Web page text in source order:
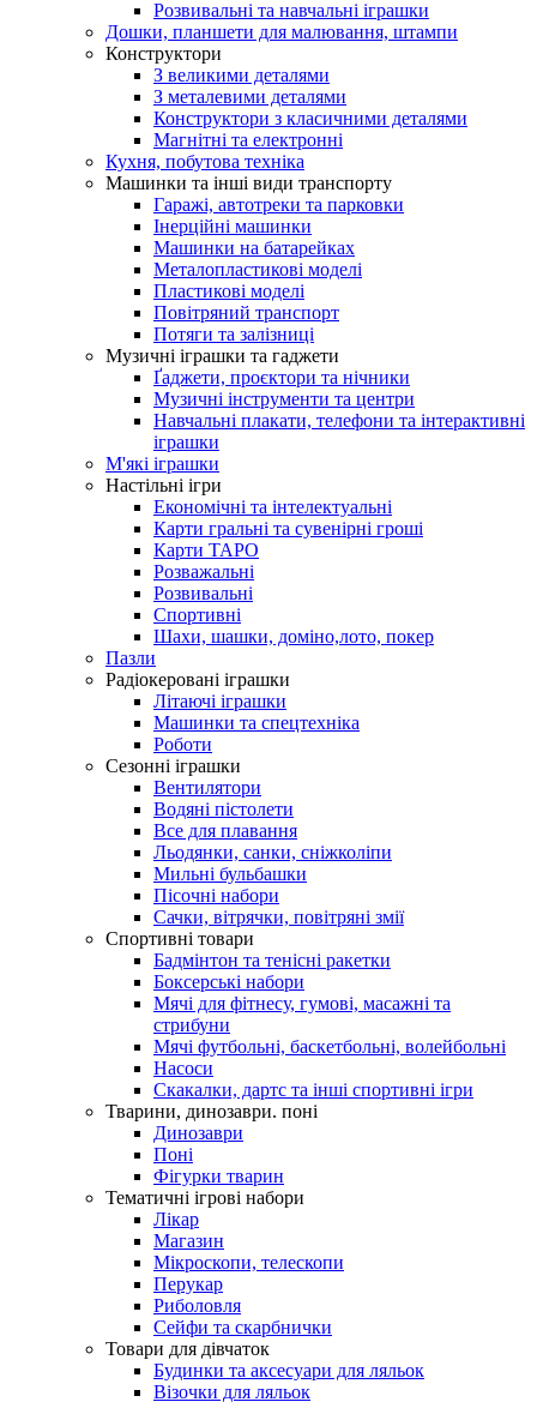
Розвивальні та навчальні іграшки
Дошки, планшети для малювання, штампи
Конструктори
З великими деталями
З металевими деталями
Конструктори з класичними деталями
Магнітні та електронні
Кухня, побутова техніка
Машинки та інші види транспорту
Гаражі, автотреки та парковки
Інерційні машинки
Машинки на батарейках
Металопластикові моделі
Пластикові моделі
Повітряний транспорт
Потяги та залізниці
Музичні іграшки та гаджети
Ґаджети, проєктори та нічники
Музичні інструменти та центри
Навчальні плакати, телефони та інтерактивні
іграшки
М'які іграшки
Настільні ігри
Економічні та інтелектуальні
Карти гральні та сувенірні гроші
Карти ТАРО
Розважальні
Розвивальні
Спортивні
Шахи, шашки, доміно,лото, покер
Пазли
Радіокеровані іграшки
Літаючі іграшки
Машинки та спецтехніка
Роботи
Сезонні іграшки
Вентилятори
Водяні пістолети
Все для плавання
Льодянки, санки, сніжколіпи
Мильні бульбашки
Пісочні набори
Сачки, вітрячки, повітряні змії
Спортивні товари
Бадмінтон та тенісні ракетки
Боксерські набори
Мячі для фітнесу, гумові, масажні та
стрибуни
Мячі футбольні, баскетбольні, волейбольні
Насоси
Скакалки, дартс та інші спортивні ігри
Тварини, динозаври. поні
Динозаври
Поні
Фігурки тварин
Тематичні ігрові набори
Лікар
Магазин
Мікроскопи, телескопи
Перукар
Риболовля
Сейфи та скарбнички
Товари для дівчаток
Будинки та аксесуари для ляльок
Візочки для ляльок